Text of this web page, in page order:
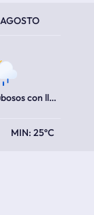
Intervalos nubosos con lluvia escasa
25ºC